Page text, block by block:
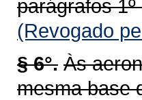
parágrafos
(Revogado
§ 6°. Às
mesma base